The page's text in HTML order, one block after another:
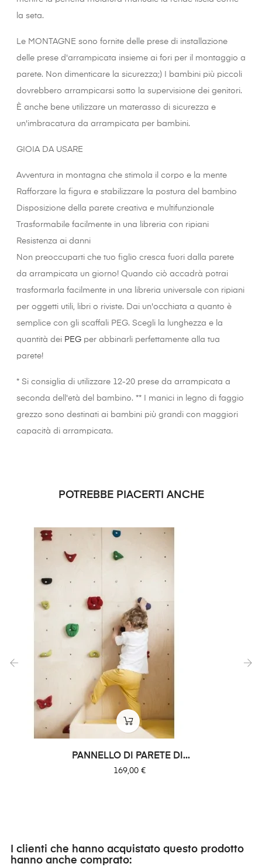
la seta.
Le MONTAGNE sono fornite delle prese di installazione
delle prese d'arrampicata insieme ai fori per il montaggio a
parete. Non dimenticare la sicurezza;) I bambini più piccoli
dovrebbero arrampicarsi sotto la supervisione dei genitori.
È anche bene utilizzare un materasso di sicurezza e
un'imbracatura da arrampicata per bambini.
GIOIA DA USARE
Avventura in montagna che stimola il corpo e la mente
Rafforzare la figura e stabilizzare la postura del bambino
Disposizione della parete creativa e multifunzionale
Trasformabile facilmente in una libreria con ripiani
Resistenza ai danni
Non preoccuparti che tuo figlio cresca fuori dalla parete
da arrampicata un giorno! Quando ciò accadrà potrai
trasformarla facilmente in una libreria universale con ripiani
per oggetti utili, libri o riviste. Dai un'occhiata a quanto è
semplice con gli scaffali PEG. Scegli la lunghezza e la
quantità dei PEG per abbinarli perfettamente alla tua
parete!
* Si consiglia di utilizzare 12-20 prese da arrampicata a
seconda dell'età del bambino. ** I manici in legno di faggio
grezzo sono destinati ai bambini più grandi con maggiori
capacità di arrampicata.
POTREBBE PIACERTI ANCHE
PANNELLO DI PARETE DI...
Prezzo
169,00 €
I clienti che hanno acquistato questo prodotto
hanno anche comprato: